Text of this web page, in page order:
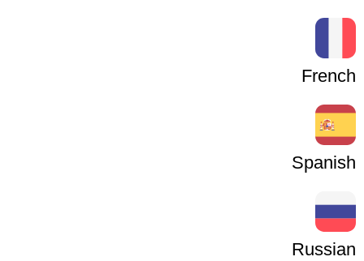
French
Spanish
Russian